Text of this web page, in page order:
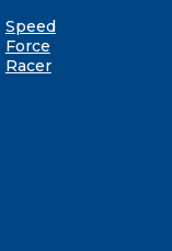
Speed
Force
Racer